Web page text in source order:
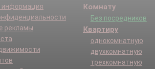
информация
рекламы
Комнату
Без посредников
Квартиру
однокомнатную
двухкомнатную
трехкомнатную